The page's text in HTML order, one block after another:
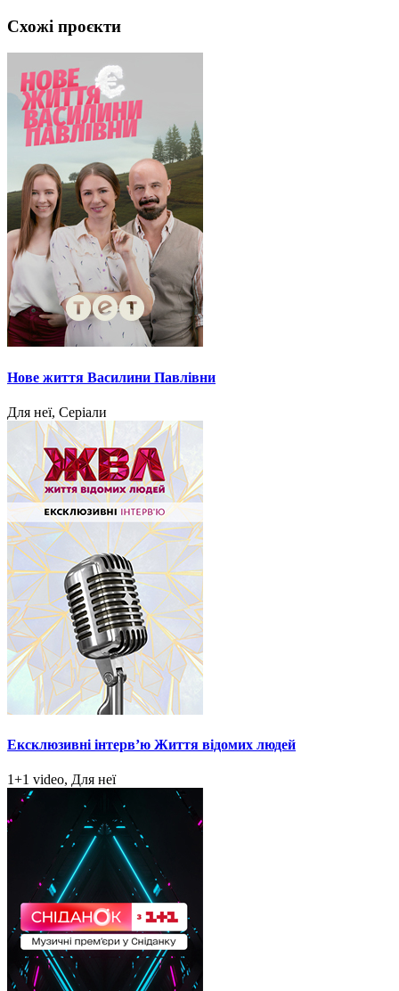
Схожі проєкти
Нове життя Василини Павлівни
Для неї, Серіали
Ексклюзивні інтерв’ю Життя відомих людей
1+1 video, Для неї